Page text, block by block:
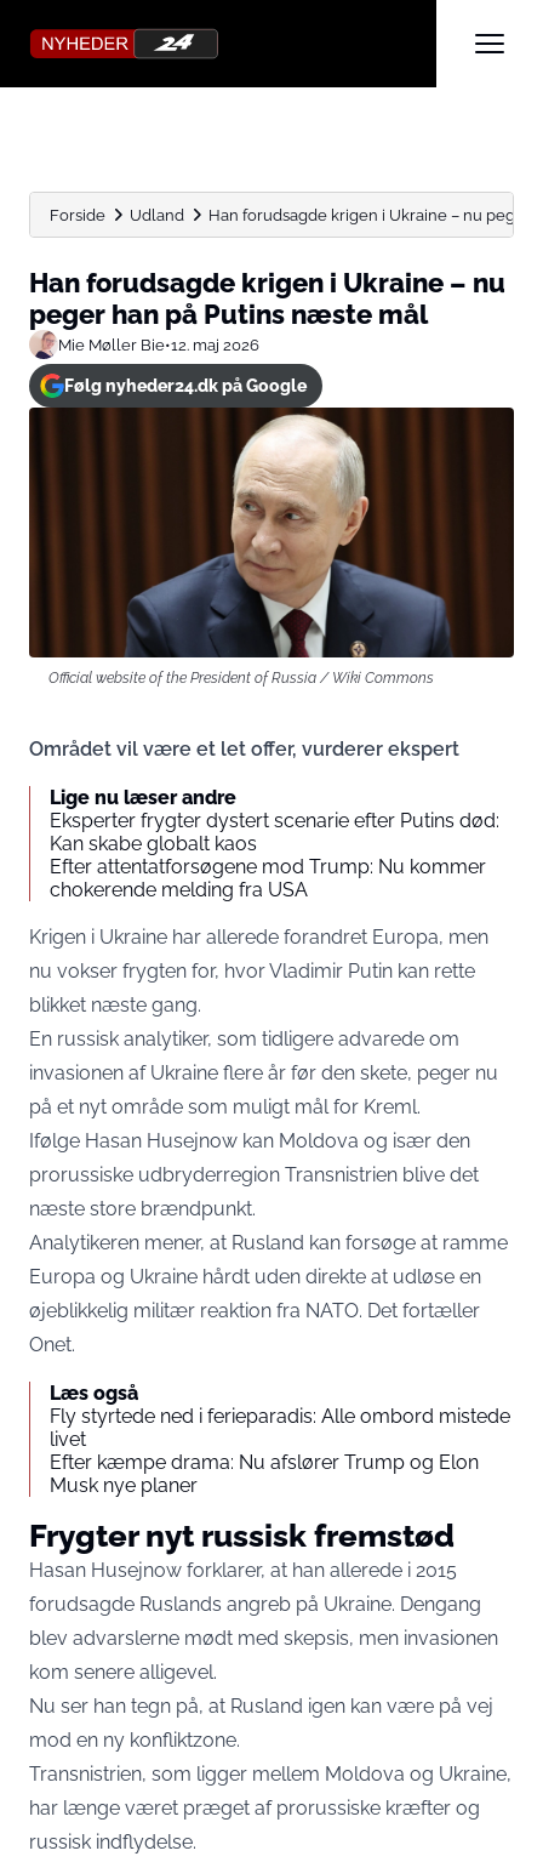
Forside Udland Han forudsagde krigen i Ukraine – nu peger
Han forudsagde krigen i Ukraine – nu
peger han på Putins næste mål
Mie Møller Bie•12. maj 2026
Følg nyheder24.dk på Google
Official website of the President of Russia / Wiki Commons
Området vil være et let offer, vurderer ekspert
Lige nu læser andre
Eksperter frygter dystert scenarie efter Putins død:
Kan skabe globalt kaos
Efter attentatforsøgene mod Trump: Nu kommer
chokerende melding fra USA
Krigen i Ukraine har allerede forandret Europa, men
nu vokser frygten for, hvor Vladimir Putin kan rette
blikket næste gang.
En russisk analytiker, som tidligere advarede om
invasionen af Ukraine flere år før den skete, peger nu
på et nyt område som muligt mål for Kreml.
Ifølge Hasan Husejnow kan Moldova og især den
prorussiske udbryderregion Transnistrien blive det
næste store brændpunkt.
Analytikeren mener, at Rusland kan forsøge at ramme
Europa og Ukraine hårdt uden direkte at udløse en
øjeblikkelig militær reaktion fra NATO. Det fortæller
Onet.
Læs også
Fly styrtede ned i ferieparadis: Alle ombord mistede
livet
Efter kæmpe drama: Nu afslører Trump og Elon
Musk nye planer
Frygter nyt russisk fremstød
Hasan Husejnow forklarer, at han allerede i 2015
forudsagde Ruslands angreb på Ukraine. Dengang
blev advarslerne mødt med skepsis, men invasionen
kom senere alligevel.
Nu ser han tegn på, at Rusland igen kan være på vej
mod en ny konfliktzone.
Transnistrien, som ligger mellem Moldova og Ukraine,
har længe været præget af prorussiske kræfter og
russisk indflydelse.